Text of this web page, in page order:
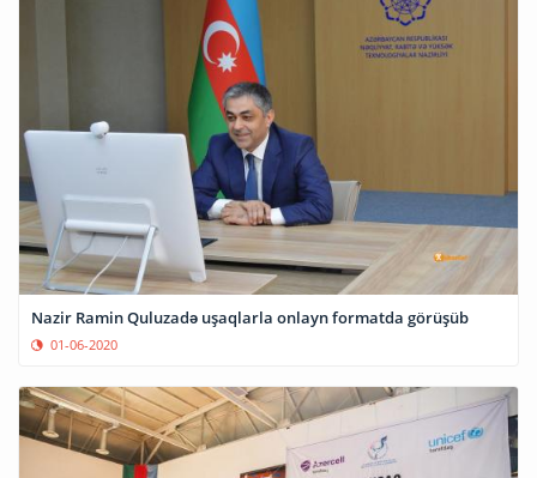
Nazir Ramin Quluzadə uşaqlarla onlayn formatda görüşüb
01-06-2020